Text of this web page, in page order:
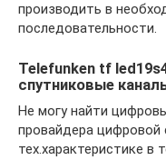
производить в
последовательности.
Telefunken tf
спутниковые
Не могу найти
провайдера цифровой
тех.характеристике в